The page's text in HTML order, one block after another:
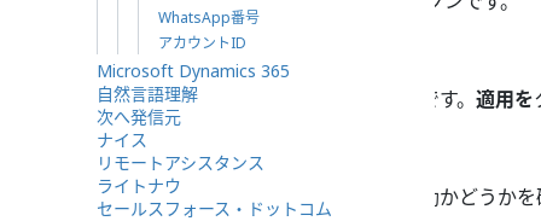
アカウントID
このアカウントに固有の識別子です。 適用を
接続中テスト
認証情報をテストし、接続が有効かどうか
WhatsApp番号
アカウントID
Microsoft Dynamics 365
自然言語理解
次へ発信元
ナイス
リモートアシスタンス
ライトナウ
セールスフォース・ドットコム